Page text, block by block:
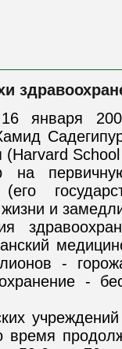
2003
(Harvard
на
и
-
-